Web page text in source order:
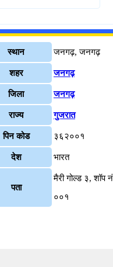
स्थान जनगढ़, जनगढ़
शहर जनगढ़
जिला जनगढ़
राज्य गुजरात
पिन कोड ३६२००१
देश भारत
पता
मैरी गोल्ड ३,
००१